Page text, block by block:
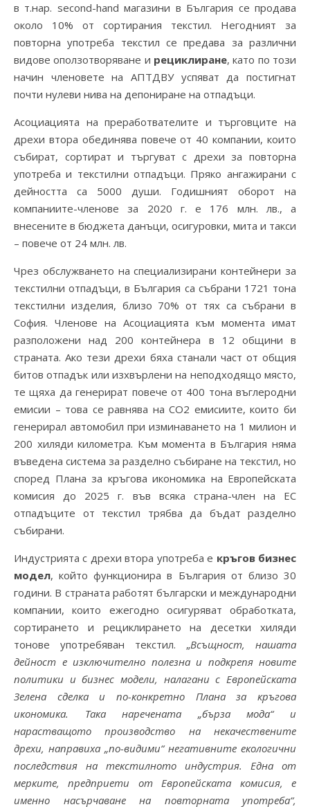
в т.нар. second-hand магазини в България се продава
около 10% от сортирания текстил. Негодният за
повторна употреба текстил се предава за различни
видове оползотворяване и рециклиране, като по този
начин членовете на АПТДВУ успяват да постигнат
почти нулеви нива на депониране на отпадъци.
Асоциацията на преработвателите и търговците на
дрехи втора обединява повече от 40 компании, които
събират, сортират и търгуват с дрехи за повторна
употреба и текстилни отпадъци. Пряко ангажирани с
дейността са 5000 души. Годишният оборот на
компаниите-членове за 2020 г. е 176 млн. лв., а
внесените в бюджета данъци, осигуровки, мита и такси
– повече от 24 млн. лв.
Чрез обслужването на специализирани контейнери за
текстилни отпадъци, в България са събрани 1721 тона
текстилни изделия, близо 70% от тях са събрани в
София. Членове на Асоциацията към момента имат
разположени над 200 контейнера в 12 общини в
страната. Ако тези дрехи бяха станали част от общия
битов отпадък или изхвърлени на неподходящо място,
те щяха да генерират повече от 400 тона въглеродни
емисии – това се равнява на СО2 емисиите, които би
генерирал автомобил при изминаването на 1 милион и
200 хиляди километра. Към момента в България няма
въведена система за разделно събиране на текстил, но
според Плана за кръгова икономика на Европейската
комисия до 2025 г. във всяка страна-член на ЕС
отпадъците от текстил трябва да бъдат разделно
събирани.
Индустрията с дрехи втора употреба е кръгов бизнес
модел, който функционира в България от близо 30
години. В страната работят български и международни
компании, които ежегодно осигуряват обработката,
сортирането и рециклирането на десетки хиляди
тонове употребяван текстил. „Всъщност, нашата
дейност е изключително полезна и подкрепя новите
политики и бизнес модели, налагани с Европейската
Зелена сделка и по-конкретно Плана за кръгова
икономика. Така наречената „бърза мода“ и
нарастващото производство на некачествените
дрехи, направиха „по-видими“ негативните екологични
последствия на текстилното индустрия. Една от
мерките, предприети от Европейската комисия, е
именно насърчаване на повторната употреба“,